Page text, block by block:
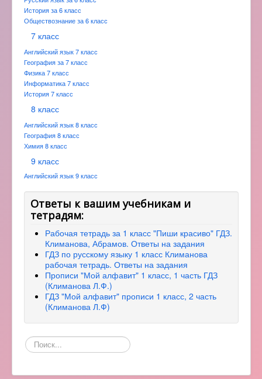
История за 6 класс
Обществознание за 6 класс
7 класс
Английский язык 7 класс
География за 7 класс
Физика 7 класс
Информатика 7 класс
История 7 класс
8 класс
Английский язык 8 класс
География 8 класс
Химия 8 класс
9 класс
Английский язык 9 класс
Ответы к вашим учебникам и
тетрадям:
Рабочая тетрадь за 1 класс "Пиши красиво" ГДЗ.
Климанова, Абрамов. Ответы на задания
ГДЗ по русскому языку 1 класс Климанова
рабочая тетрадь. Ответы на задания
Прописи "Мой алфавит" 1 класс, 1 часть ГДЗ
(Климанова Л.Ф.)
ГДЗ "Мой алфавит" прописи 1 класс, 2 часть
(Климанова Л.Ф)
Поиск
по